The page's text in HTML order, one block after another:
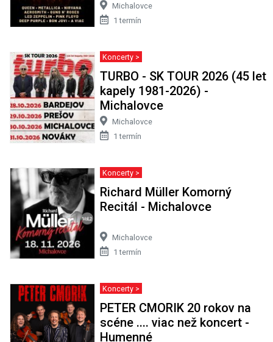
Michalovce
1 termín
Koncerty >
TURBO - SK TOUR 2026 (45 let
kapely 1981-2026) -
Michalovce
Michalovce
1 termín
Koncerty >
Richard Müller Komorný
Recitál - Michalovce
Michalovce
1 termín
Koncerty >
PETER CMORIK 20 rokov na
scéne .... viac než koncert -
Humenné